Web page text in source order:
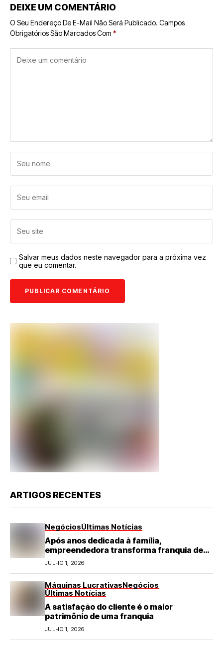
DEIXE UM COMENTÁRIO
O Seu Endereço De E-Mail Não Será Publicado. Campos
Obrigatórios São Marcados Com *
Salvar meus dados neste navegador para a próxima vez
que eu comentar.
ARTIGOS RECENTES
NegóciosÚltimas Notícias
Após anos dedicada à família,
empreendedora transforma franquia de
turismo em negócio de destaque no RN
JULHO 1, 2026
Máquinas LucrativasNegócios
Últimas Notícias
A satisfação do cliente é o maior
patrimônio de uma franquia
JULHO 1, 2026